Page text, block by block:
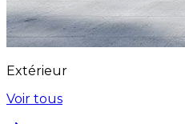
Extérieur
Voir tous